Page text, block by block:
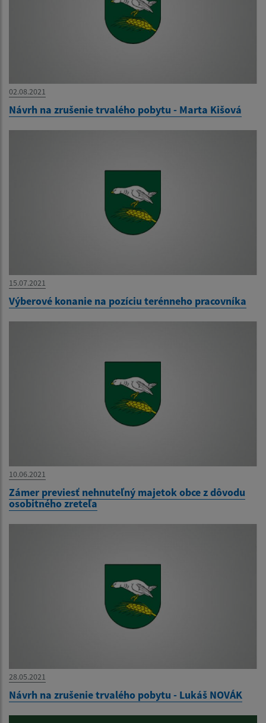
02.08.2021
Návrh na zrušenie trvalého pobytu - Marta Kišová
15.07.2021
Výberové konanie na pozíciu terénneho pracovníka
10.06.2021
Zámer previesť nehnuteľný majetok obce z dôvodu
osobitného zreteľa
28.05.2021
Návrh na zrušenie trvalého pobytu - Lukáš NOVÁK